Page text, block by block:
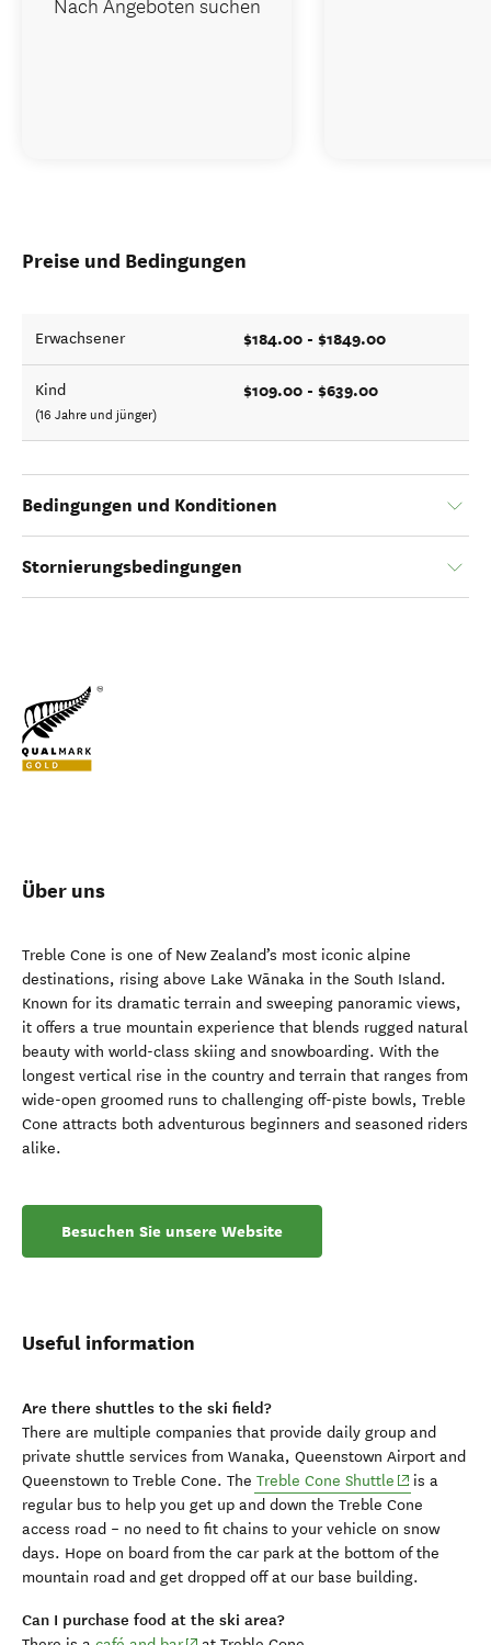
Preise und Bedingungen
Erwachsener $184.00 - $1849.00
Kind
(16 Jahre und jünger)
$109.00 - $639.00
Bedingungen und Konditionen
Stornierungsbedingungen
Über uns
Treble Cone is one of New Zealand’s most iconic alpine
destinations, rising above Lake Wānaka in the South Island.
Known for its dramatic terrain and sweeping panoramic views,
it offers a true mountain experience that blends rugged natural
beauty with world-class skiing and snowboarding. With the
longest vertical rise in the country and terrain that ranges from
wide-open groomed runs to challenging off-piste bowls, Treble
Cone attracts both adventurous beginners and seasoned riders
alike.
Besuchen Sie unsere Website
Useful information
Are there shuttles to the ski field?
There are multiple companies that provide daily group and
private shuttle services from Wanaka, Queenstown Airport and
Queenstown to Treble Cone. The Treble Cone Shuttle (opens in
is a
regular bus to help you get up and down the Treble Cone
access road – no need to fit chains to your vehicle on snow
days. Hope on board from the car park at the bottom of the
mountain road and get dropped off at our base building.
Can I purchase food at the ski area?